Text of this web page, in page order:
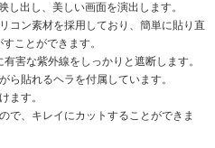
出し、美しい画面を演出します。
コン素材を採用しており、簡単に貼り直
ことができます。
害な紫外線をしっかりと遮断します。
ら貼れるヘラを付属しています。
ます。
で、キレイにカットすることができま